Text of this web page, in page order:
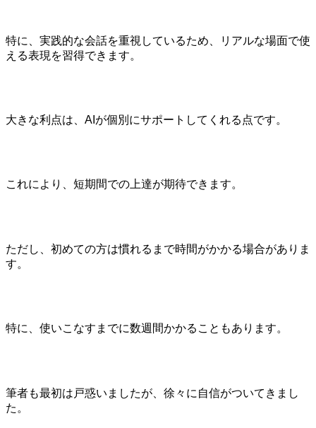
特に、実践的な会話を重視しているため、リアルな場面で使
える表現を習得できます。
大きな利点は、AIが個別にサポートしてくれる点です。
これにより、短期間での上達が期待できます。
ただし、初めての方は慣れるまで時間がかかる場合がありま
す。
特に、使いこなすまでに数週間かかることもあります。
筆者も最初は戸惑いましたが、徐々に自信がついてきまし
た。